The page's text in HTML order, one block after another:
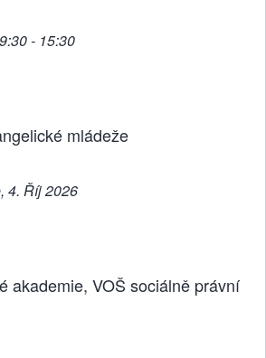
- 15:30
mládeže
4. Říj 2026
akademie, VOŠ sociálně právní